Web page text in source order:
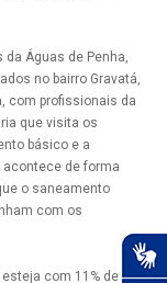
da Águas de Penha,
no bairro Gravatá,
com profissionais da
que visita os
básico e a
acontece de forma
o saneamento
com os
com 11% de